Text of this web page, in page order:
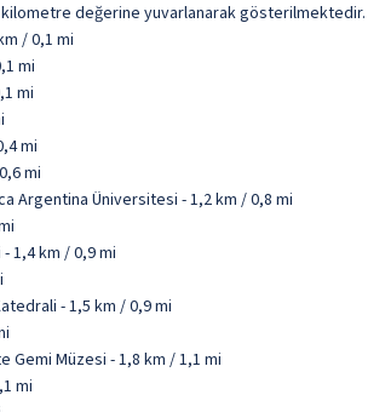
kilometre değerine yuvarlanarak gösterilmektedir.
/ 0,1 mi
mi
mi
mi
mi
Argentina Üniversitesi - 1,2 km / 0,8 mi
1,4 km / 0,9 mi
- 1,5 km / 0,9 mi
Müzesi - 1,8 km / 1,1 mi
mi